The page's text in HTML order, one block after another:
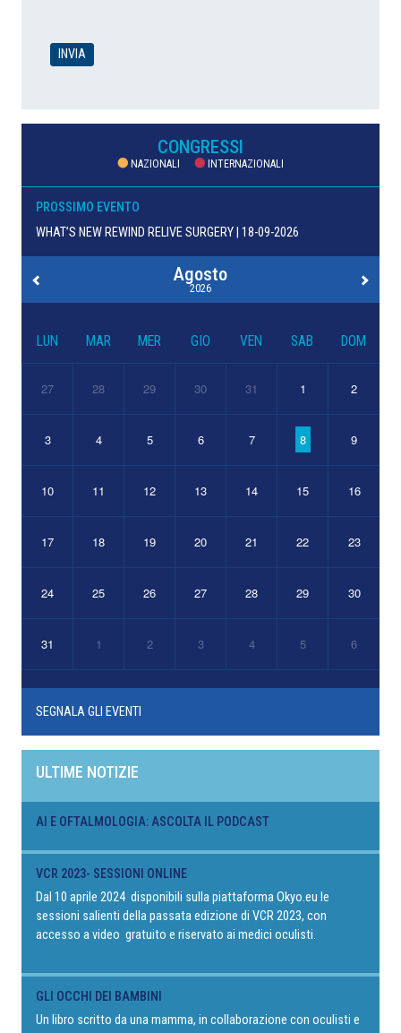
CONGRESSI
NAZIONALI INTERNAZIONALI
PROSSIMO EVENTO
WHAT’S NEW REWIND RELIVE SURGERY | 18-09-2026
Agosto
2026
LUN MAR MER GIO VEN SAB DOM
27 28 29 30 31 1 2
3 4 5 6 7 8 9
10 11 12 13 14 15 16
17 18 19 20 21 22 23
24 25 26 27 28 29 30
31 1 2 3 4 5 6
SEGNALA GLI EVENTI
ULTIME NOTIZIE
AI E OFTALMOLOGIA: ASCOLTA IL PODCAST
VCR 2023- SESSIONI ONLINE
Dal 10 aprile 2024 disponibili sulla piattaforma Okyo.eu le
sessioni salienti della passata edizione di VCR 2023, con
accesso a video gratuito e riservato ai medici oculisti.
GLI OCCHI DEI BAMBINI
Un libro scritto da una mamma, in collaborazione con oculisti e